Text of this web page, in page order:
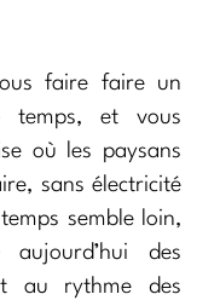
faire faire un
temps, et vous
où les paysans
sans électricité
semble loin,
aujourd’hui des
au rythme des